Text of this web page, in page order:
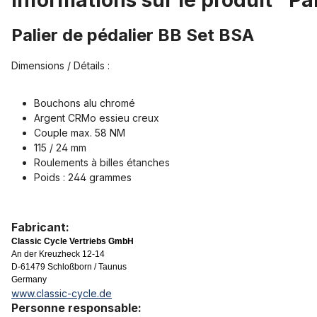
Palier de pédalier BB Set BSA
Dimensions / Détails :
Bouchons alu chromé
Argent CRMo essieu creux
Couple max. 58 NM
115 / 24 mm
Roulements à billes étanches
Poids : 244 grammes
Fabricant:
Classic Cycle Vertriebs GmbH
An der Kreuzheck 12-14
D-61479 Schloßborn / Taunus
Germany
www.classic-cycle.de
Personne responsable: